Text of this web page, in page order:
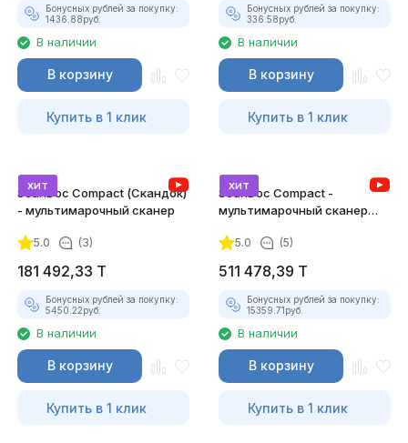
Бонусных рублей за покупку:
1436.88руб.
В наличии
В корзину
Купить в 1 клик
Бонусных рублей за покупку:
336.58руб.
В наличии
В корзину
Купить в 1 клик
хит
ScanDoc Compact (Скандок)
- мультимарочный сканер
5.0 (3)
181 492,33 T
Бонусных рублей за покупку:
5450.22руб.
В наличии
В корзину
Купить в 1 клик
хит
ScanDoc Compact -
мультимарочный сканер
5.0 (5)
511 478,39 T
Бонусных рублей за покупку:
15359.71руб.
В наличии
В корзину
Купить в 1 клик